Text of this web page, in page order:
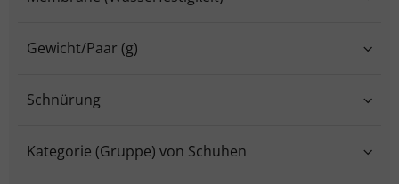
Gewicht/Paar (g)
Schnürung
Kategorie (Gruppe) von Schuhen